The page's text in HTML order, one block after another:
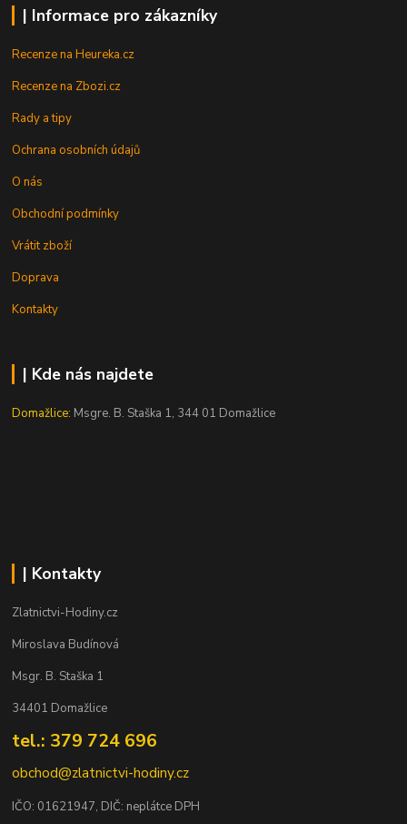
| Informace pro zákazníky
Recenze na Heureka.cz
Recenze na Zbozi.cz
Rady a tipy
Ochrana osobních údajů
O nás
Obchodní podmínky
Vrátit zboží
Doprava
Kontakty
| Kde nás najdete
Domažlice: Msgre. B. Staška 1, 344 01 Domažlice
| Kontakty
Zlatnictvi-Hodiny.cz
Miroslava Budínová
Msgr. B. Staška 1
34401 Domažlice
tel.: 379 724 696
obchod@zlatnictvi-hodiny.cz
IČO: 01621947, DIČ: neplátce DPH